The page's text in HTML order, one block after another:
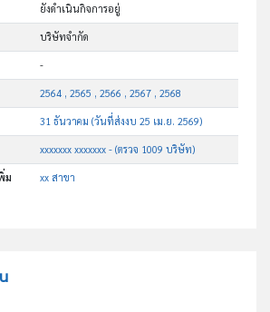
ยังดำเนินกิจการอยู่
บริษัทจำกัด
-
2564 , 2565 , 2566 , 2567 , 2568
31 ธันวาคม (วันที่ส่งงบ 25 เม.ย. 2569)
xxxxxxx xxxxxxx - (ตรวจ 1009 บริษัท)
ม xx สาขา